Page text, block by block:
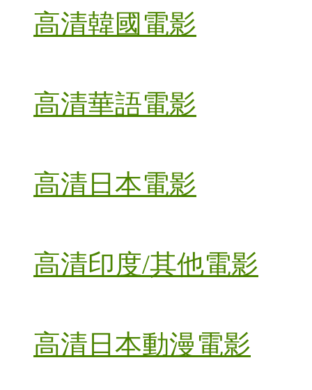
高清韓國電影
高清華語電影
高清日本電影
高清印度/其他電影
高清日本動漫電影